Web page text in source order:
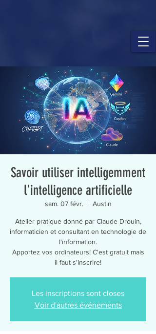
Savoir utiliser intelligemment
l'intelligence artificielle
sam. 07 févr.
  |
Austin
Atelier pratique donné par Claude Drouin,
informaticien et consultant en technologie de
l'information.
Apportez vos ordinateurs! C'est gratuit mais
il faut s'inscrire!
Les inscriptions sont closes
Voir d'autres événements